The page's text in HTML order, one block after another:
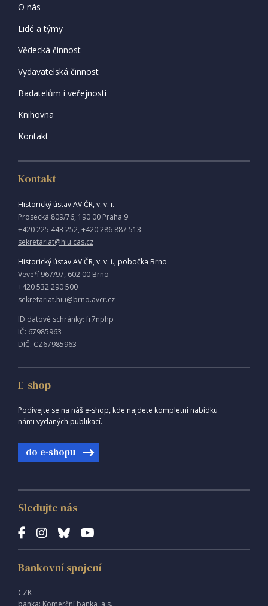
O nás
Lidé a týmy
Vědecká činnost
Vydavatelská činnost
Badatelům i veřejnosti
Knihovna
Kontakt
Kontakt
Historický ústav AV ČR, v. v. i.
Prosecká 809/76, 190 00 Praha 9
+420 225 443 252, +420 286 887 513
sekretariat@hiu.cas.cz
Historický ústav AV ČR, v. v. i., pobočka Brno
Veveří 967/97, 602 00 Brno
+420 532 290 500
sekretariat.hiu@brno.avcr.cz
ID datové schránky: fr7nphp
IČ: 67985963
DIČ: CZ67985963
E-shop
Podívejte se na náš e-shop, kde najdete kompletní nabídku
námi vydaných publikací.
do e-shopu
Sledujte nás
Bankovní spojení
CZK
banka: Komerční banka, a.s.